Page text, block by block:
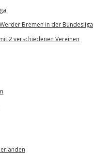
Bremen in der Bundesliga
2 verschiedenen Vereinen